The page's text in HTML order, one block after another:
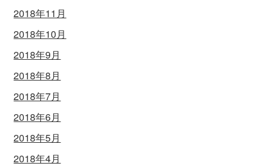
2018年11月
2018年10月
2018年9月
2018年8月
2018年7月
2018年6月
2018年5月
2018年4月